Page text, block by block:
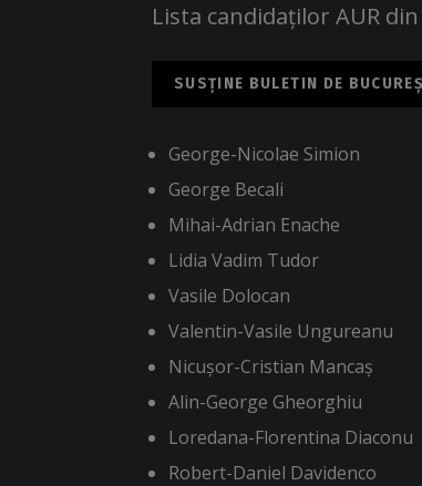
Lista candidaților AUR
SUSȚINE BULETIN DE
George-Nicolae Simion
George Becali
Mihai-Adrian Enache
Lidia Vadim Tudor
Vasile Dolocan
Valentin-Vasile Ungureanu
Nicușor-Cristian Mancaș
Alin-George Gheorghiu
Loredana-Florentina Diaconu
Robert-Daniel Davidenco